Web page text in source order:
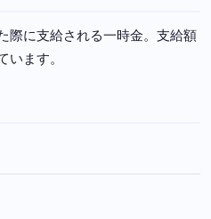
際に支給される一時金。支給額
ます。